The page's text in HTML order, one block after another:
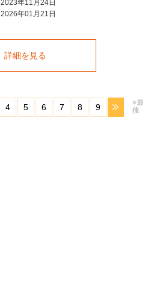
2023年11月24日
2026年01月21日
詳細を見る
4 5 6 7 8 9
»最
後